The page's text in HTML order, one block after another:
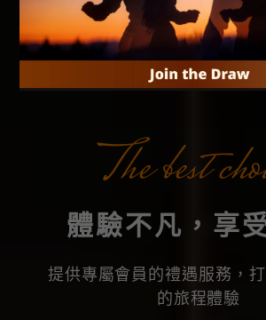
The best
體驗不凡，享
提供專屬會員的禮遇服務，
的旅程體驗